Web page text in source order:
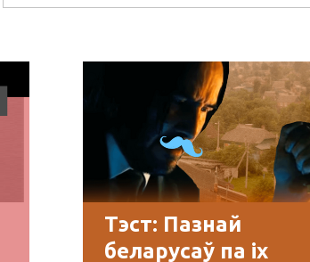
Тэст: Пазнай
беларусаў па іх